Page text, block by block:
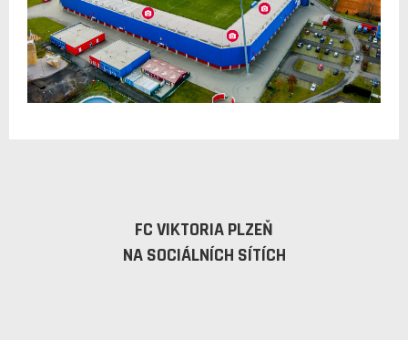
FC VIKTORIA PLZEŇ
NA SOCIÁLNÍCH SÍTÍCH